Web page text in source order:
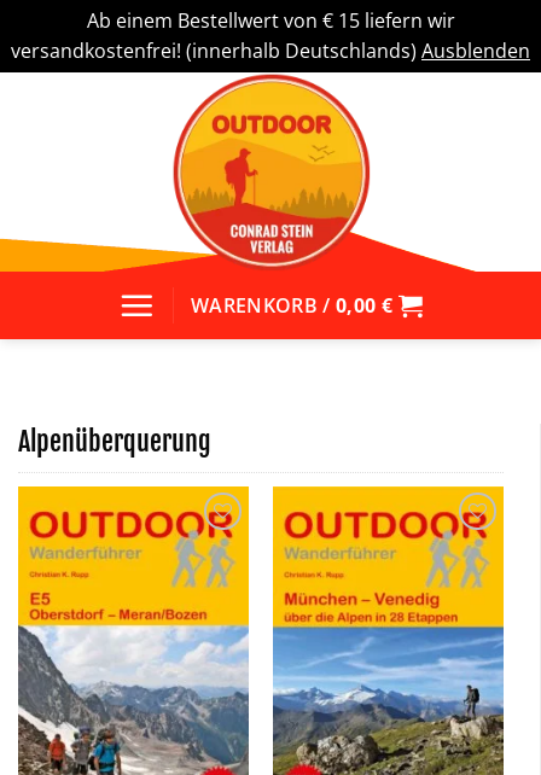
Ab einem Bestellwert von € 15 liefern wir
versandkostenfrei! (innerhalb Deutschlands) Ausblenden
WARENKORB / 0,00 €
Alpenüberquerung
Zu
Wunschliste
hinzufügen
Zu
Wunschliste
hinzufügen